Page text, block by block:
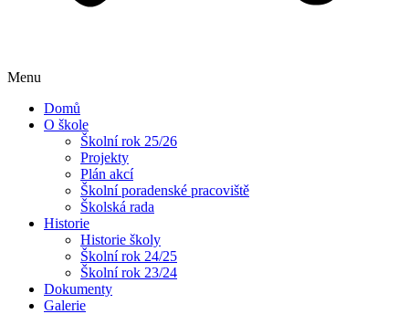
Menu
Domů
O škole
Školní rok 25/26
Projekty
Plán akcí
Školní poradenské pracoviště
Školská rada
Historie
Historie školy
Školní rok 24/25
Školní rok 23/24
Dokumenty
Galerie